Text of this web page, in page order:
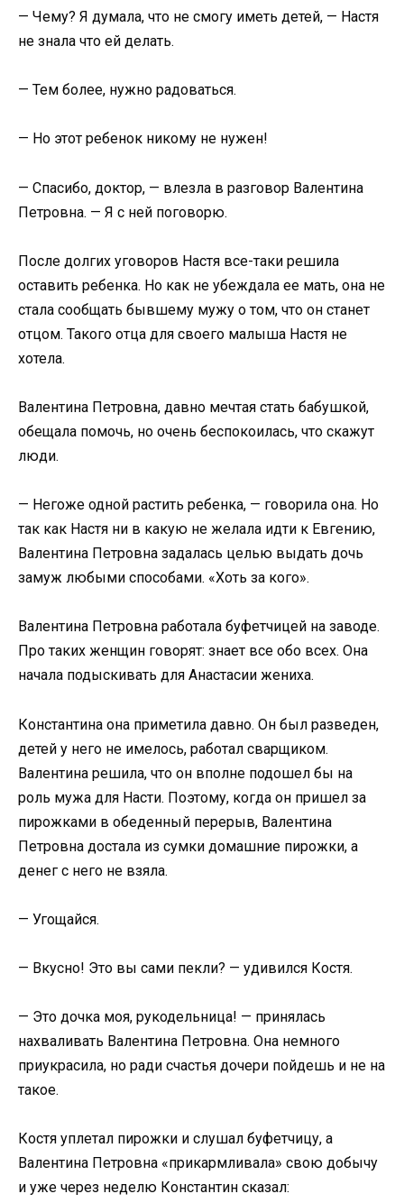
— Чему? Я думала, что не смогу иметь детей, — Настя
не знала что ей делать.
— Тем более, нужно радоваться.
— Но этот ребенок никому не нужен!
— Спасибо, доктор, — влезла в разговор Валентина
Петровна. — Я с ней поговорю.
После долгих уговоров Настя все-таки решила
оставить ребенка. Но как не убеждала ее мать, она не
стала сообщать бывшему мужу о том, что он станет
отцом. Такого отца для своего малыша Настя не
хотела.
Валентина Петровна, давно мечтая стать бабушкой,
обещала помочь, но очень беспокоилась, что скажут
люди.
— Негоже одной растить ребенка, — говорила она. Но
так как Настя ни в какую не желала идти к Евгению,
Валентина Петровна задалась целью выдать дочь
замуж любыми способами. «Хоть за кого».
Валентина Петровна работала буфетчицей на заводе.
Про таких женщин говорят: знает все обо всех. Она
начала подыскивать для Анастасии жениха.
Константина она приметила давно. Он был разведен,
детей у него не имелось, работал сварщиком.
Валентина решила, что он вполне подошел бы на
роль мужа для Насти. Поэтому, когда он пришел за
пирожками в обеденный перерыв, Валентина
Петровна достала из сумки домашние пирожки, а
денег с него не взяла.
— Угощайся.
— Вкусно! Это вы сами пекли? — удивился Костя.
— Это дочка моя, рукодельница! — принялась
нахваливать Валентина Петровна. Она немного
приукрасила, но ради счастья дочери пойдешь и не на
такое.
Костя уплетал пирожки и слушал буфетчицу, а
Валентина Петровна «прикармливала» свою добычу
и уже через неделю Константин сказал: